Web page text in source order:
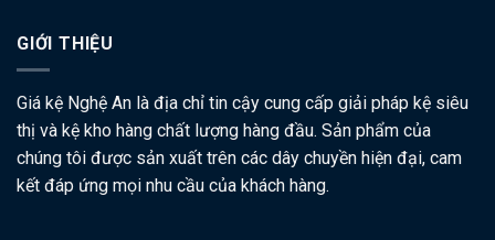
GIỚI THIỆU
Giá kệ Nghệ An là địa chỉ tin cậy cung cấp giải pháp kệ siêu
thị và kệ kho hàng chất lượng hàng đầu. Sản phẩm của
chúng tôi được sản xuất trên các dây chuyền hiện đại, cam
kết đáp ứng mọi nhu cầu của khách hàng.